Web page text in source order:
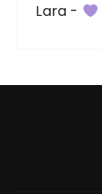
Lara -